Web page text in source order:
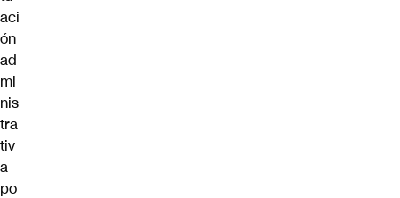
aci
ón
ad
mi
nis
tra
tiv
a
po